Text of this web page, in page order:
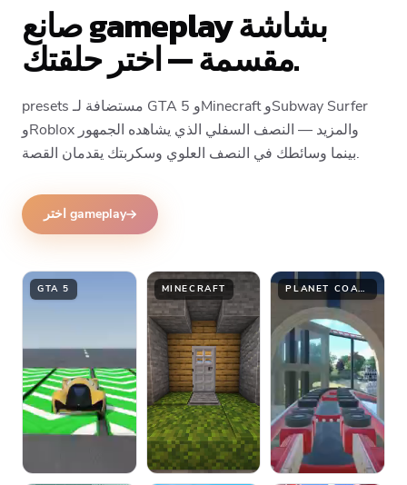
Middle Bottom صانع gameplay بشاشة
مقسمة — اختر حلقتك.
presets مستضافة لـ GTA 5 وMinecraft وSubway Surfer
وRoblox والمزيد — النصف السفلي الذي يشاهده الجمهور
بينما وسائطك في النصف العلوي وسكربتك يقدمان القصة.
اختر gameplay
GTA 5 MINECRAFT PLANET COASTER